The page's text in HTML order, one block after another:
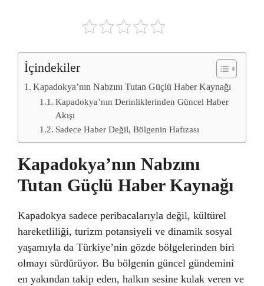
İçindekiler
Kapadokya’nın Nabzını Tutan Güçlü Haber Kaynağı
Kapadokya’nın Derinliklerinden Güncel Haber
Akışı
Sadece Haber Değil, Bölgenin Hafızası
Kapadokya’nın Nabzını
Tutan Güçlü Haber Kaynağı
Kapadokya sadece peribacalarıyla değil, kültürel
hareketliliği, turizm potansiyeli ve dinamik sosyal
yaşamıyla da Türkiye’nin gözde bölgelerinden biri
olmayı sürdürüyor. Bu bölgenin güncel gündemini
en yakından takip eden, halkın sesine kulak veren ve